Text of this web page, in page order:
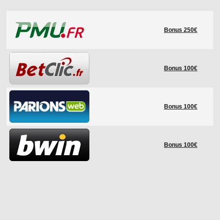
LES STADES
HISTORIQUE
COUPE DES CONFÉDÉRATIONS
Bonus 250€
Bonus 100€
Bonus 100€
Bonus 100€